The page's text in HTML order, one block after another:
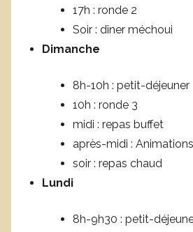
17h : ronde 2
Soir : dîner méchoui
Dimanche
8h-10h : petit-déjeuner
10h : ronde 3
midi : repas buffet
après-midi :
soir : repas chaud
Lundi
8h-9h30 : petit-